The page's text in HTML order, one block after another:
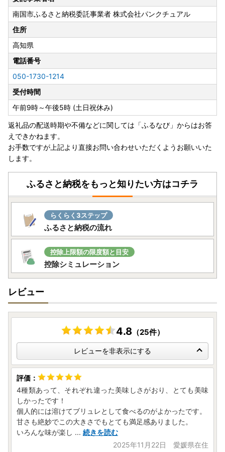
南国市ふるさと納税委託事業者 株式会社パンクチュアル
住所
高知県
電話番号
050-1730-1214
受付時間
午前9時～午後5時 (土日祝休み)
返礼品の配送時期や不備などに関しては「ふるなび」からはお答
えできかねます。
お手数ですが上記より直接お問い合わせいただくようお願いいた
します。
ふるさと納税をもっと知りたい方はコチラ
らくらく3ステップ
ふるさと納税の流れ
控除上限額の限度額と目安
控除シミュレーション
レビュー
4.8（25件）
レビューを非表示にする
4種類あって、それぞれ違った美味しさがおり、とても美味
しかったです！
個人的には溶けてブリュレとして食べるのがよかったです。
甘さも絶妙でこの大きさでもとても満足感ありました。
いろんな味が楽し ... 続きを読む
2025年11月22日 愛媛県在住